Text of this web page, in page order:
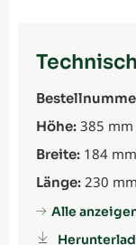
Höhe: 385 mm
Breite: 184 mm
Länge: 230 mm
Alle